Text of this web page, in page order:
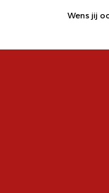
Wens jij